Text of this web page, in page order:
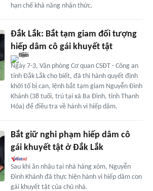
hạn chế khả năng nhận thức.
Đắk Lắk: Bắt tạm giam đối tượng
hiếp dâm cô gái khuyết tật
Ngày 7-3, Văn phòng Cơ quan CSĐT - Công an
tỉnh Đắk Lắk cho biết, đã thi hành quyết định
khởi tố bị can, lệnh bắt tạm giam Nguyễn Đình
Khánh (38 tuổi, trú tại xã Ba Đình, tỉnh Thanh
Hóa) để điều tra về hành vi hiếp dâm.
Bắt giữ nghi phạm hiếp dâm cô
gái khuyết tật ở Đắk Lắk
Sau khi ăn nhậu tại nhà hàng xóm, Nguyễn
Đình Khánh đã thực hiện hành vi hiếp dâm con
gái khuyết tật của chủ nhà.